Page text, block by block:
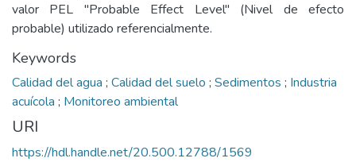
valor PEL "Probable Effect Level" (Nivel de efecto
probable) utilizado referencialmente.
Keywords
Calidad del agua ; Calidad del suelo ; Sedimentos ; Industria
acuícola ; Monitoreo ambiental
URI
https://hdl.handle.net/20.500.12788/1569